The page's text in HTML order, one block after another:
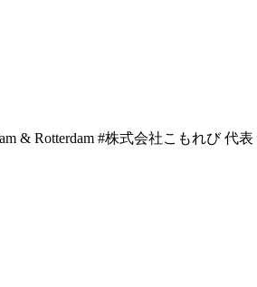
& Rotterdam #株式会社こもれび 代